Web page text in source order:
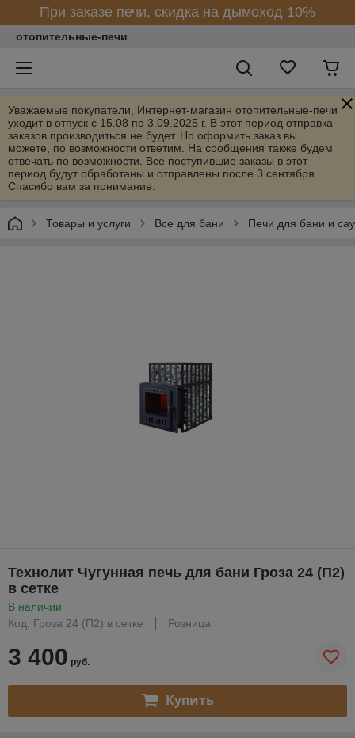
При заказе печи, скидка на дымоход 10%
отопительные-печи
Уважаемые покупатели, Интернет-магазин отопительные-печи
уходит в отпуск с 15.08 по 3.09.2025 г. В этот период отправка
заказов производиться не будет. Но оформить заказ вы
можете, по возможности ответим. На сообщения также будем
отвечать по возможности. Все поступившие заказы в этот
период будут обработаны и отправлены после 3 сентября.
Спасибо вам за понимание.
Товары и услуги Все для бани Печи для бани и
Технолит Чугунная печь для бани Гроза 24 (П2)
в сетке
В наличии
Код: Гроза 24 (П2) в сетке
Розница
3 400 руб.
Купить